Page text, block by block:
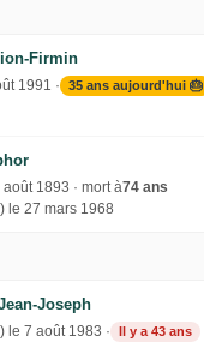
Firmin
1991 · 35 ans aujourd'hui 🎂
1893 · mort à74 ans
le 27 mars 1968
Joseph
le 7 août 1983 · Il y a 43 ans